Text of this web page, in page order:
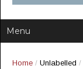
Home / Unlabelled /